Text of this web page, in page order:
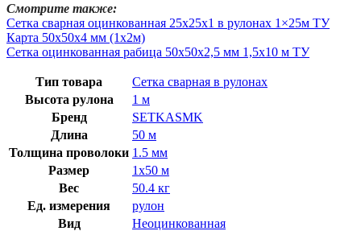
Смотрите также:
Сетка сварная оцинкованная 25х25х1 в рулонах 1×25м ТУ
Карта 50х50х4 мм (1х2м)
Сетка оцинкованная рабица 50х50х2,5 мм 1,5х10 м ТУ
Тип товара
Сетка сварная в рулонах
Высота рулона
1 м
Бренд
SETKASMK
Длина
50 м
Толщина проволоки 1.5 мм
Размер
1х50 м
Вес
50.4 кг
Ед. измерения
рулон
Вид
Неоцинкованная